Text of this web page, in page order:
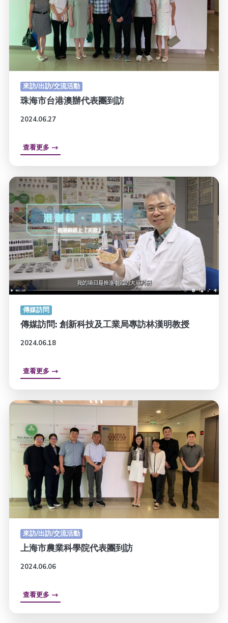
來訪/出訪/交流活動
珠海市台港澳辦代表團到訪
2024.06.27
查看更多
傳媒訪問
傳媒訪問: 創新科技及工業局專訪林漢明教授
2024.06.18
查看更多
來訪/出訪/交流活動
上海市農業科學院代表團到訪
2024.06.06
查看更多